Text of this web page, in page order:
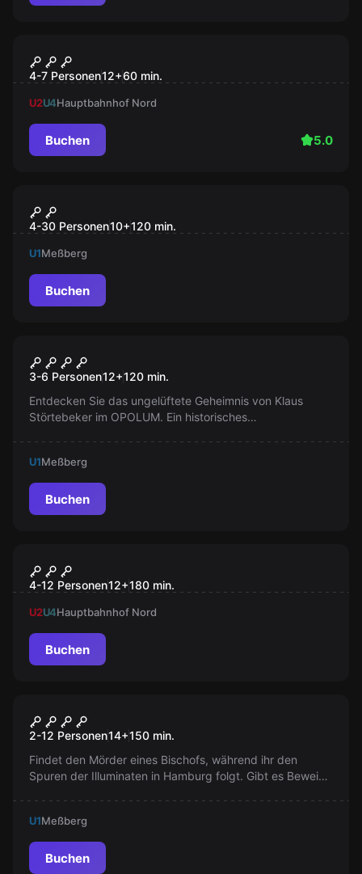
Spiel um die Freiheit
4-7 Personen12+60 min.
U2U4Hauptbahnhof Nord
Buchen 5.0
Auroras magischer Würfel
4-30 Personen10+120 min.
U1Meßberg
Buchen
Störtebeker
3-6 Personen12+120 min.
Entdecken Sie das ungelüftete Geheimnis von Klaus
Störtebeker im OPOLUM. Ein historisches
U1Meßberg
Buchen
Quiz Walk Hamburg
4-12 Personen12+180 min.
U2U4Hauptbahnhof Nord
Buchen
Illuminati
2-12 Personen14+150 min.
Findet den Mörder eines Bischofs, während ihr den
Spuren der Illuminaten in Hamburg folgt. Gibt es Beweise
U1Meßberg
Buchen